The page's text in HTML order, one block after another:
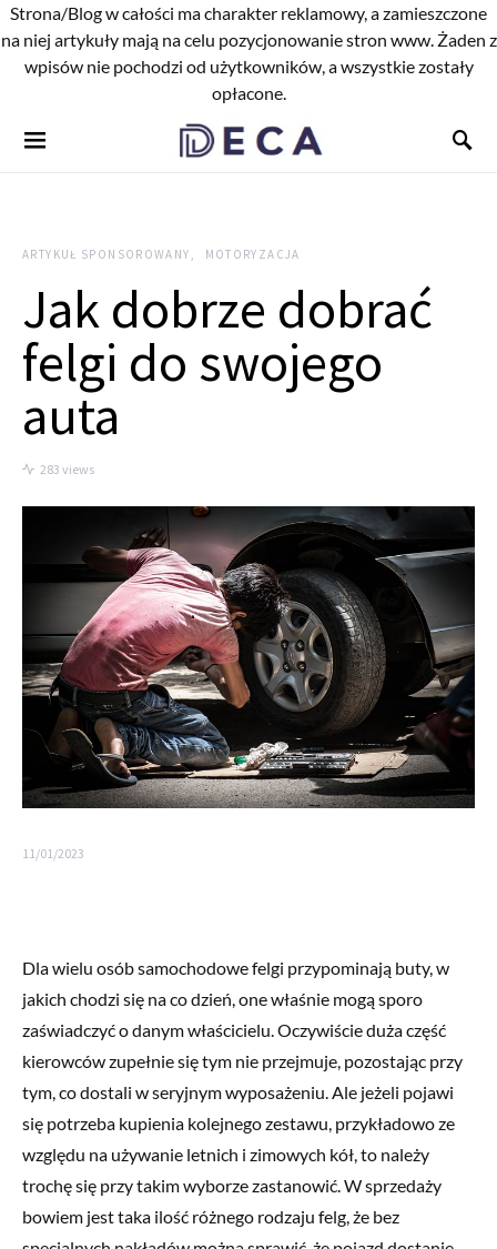
Strona/Blog w całości ma charakter reklamowy, a zamieszczone
na niej artykuły mają na celu pozycjonowanie stron www. Żaden z
wpisów nie pochodzi od użytkowników, a wszystkie zostały
opłacone.
ARTYKUŁ SPONSOROWANY MOTORYZACJA
Jak dobrze dobrać
felgi do swojego
auta
283 views
11/01/2023
Dla wielu osób samochodowe felgi przypominają buty, w
jakich chodzi się na co dzień, one właśnie mogą sporo
zaświadczyć o danym właścicielu. Oczywiście duża część
kierowców zupełnie się tym nie przejmuje, pozostając przy
tym, co dostali w seryjnym wyposażeniu. Ale jeżeli pojawi
się potrzeba kupienia kolejnego zestawu, przykładowo ze
względu na używanie letnich i zimowych kół, to należy
trochę się przy takim wyborze zastanowić. W sprzedaży
bowiem jest taka ilość różnego rodzaju felg, że bez